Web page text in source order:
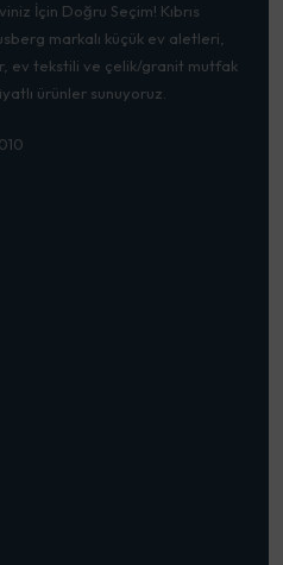
İçin Doğru Seçim! Kıbrıs
markalı küçük ev aletleri,
ev tekstili ve çelik/granit mutfak
ürünler sunuyoruz.